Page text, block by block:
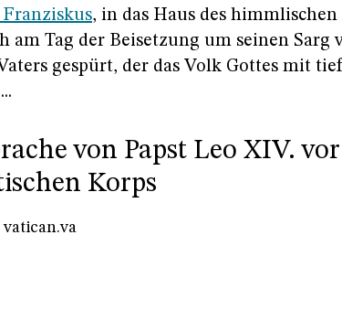
Franziskus, in das Haus des himmlischen
am Tag der Beisetzung um seinen Sarg
gespürt, der das Volk Gottes mit
von Papst Leo XIV.
Korps